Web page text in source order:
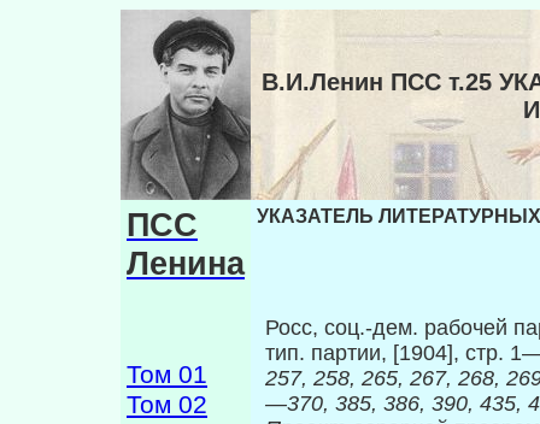
В.И.Ленин ПСС т.25
ПСС
Ленина
Том 01
Том 02
УКАЗАТЕЛЬ
Росс, соц.-дем. рабочей
тип. партии, [1904], стр.
257, 258, 265, 267, 268,
—370, 385, 386, 390, 435,